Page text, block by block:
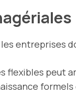
entreprises
flexibles peut